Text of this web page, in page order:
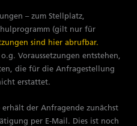
– zum Stellplatz,
(gilt nur für
sind hier abrufbar.
Voraussetzungen entstehen,
die für die Anfragestellung
erstattet.
erhält der Anfragende zunächst
per E-Mail. Dies ist noch